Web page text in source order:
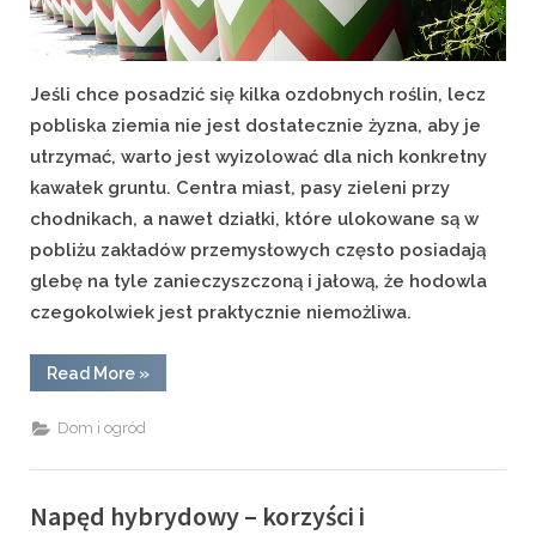
Jeśli chce posadzić się kilka ozdobnych roślin, lecz
pobliska ziemia nie jest dostatecznie żyzna, aby je
utrzymać, warto jest wyizolować dla nich konkretny
kawałek gruntu. Centra miast, pasy zieleni przy
chodnikach, a nawet działki, które ulokowane są w
pobliżu zakładów przemysłowych często posiadają
glebę na tyle zanieczyszczoną i jałową, że hodowla
czegokolwiek jest praktycznie niemożliwa.
Read More“Donice
betonowe,
–
co
jaką
»
Dom i ogród
Napęd hybrydowy – korzyści i